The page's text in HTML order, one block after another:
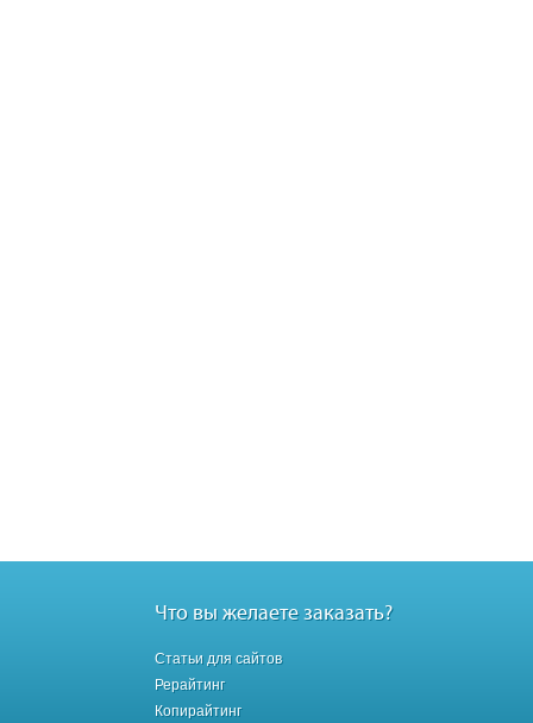
Что вы желаете заказать?
Статьи для сайтов
Рерайтинг
Копирайтинг